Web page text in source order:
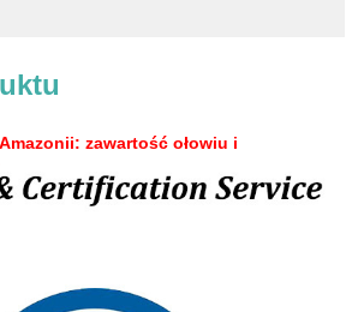
zawartość ołowiu i